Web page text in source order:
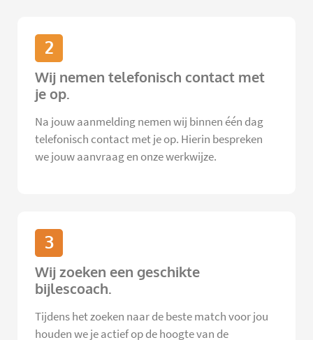
2
Wij nemen telefonisch contact met
je op.
Na jouw aanmelding nemen wij binnen één dag
telefonisch contact met je op. Hierin bespreken
we jouw aanvraag en onze werkwijze.
3
Wij zoeken een geschikte
bijlescoach.
Tijdens het zoeken naar de beste match voor jou
houden we je actief op de hoogte van de